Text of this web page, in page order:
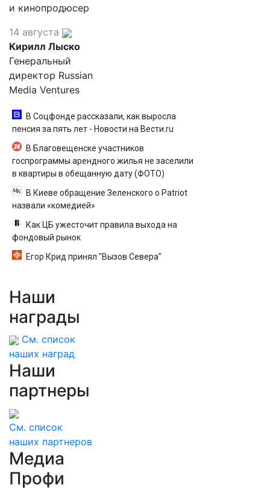
и кинопродюсер
14 августа
Кирилл Лыско
Генеральный
директор Russian
Media Ventures
В Соцфонде рассказали, как выросла
пенсия за пять лет - Новости на Вести.ru
В Благовещенске участников
госпрограммы арендного жилья не заселили
в квартиры в обещанную дату (ФОТО)
В Киеве обращение Зеленского о Patriot
назвали «комедией»
Как ЦБ ужесточит правила выхода на
фондовый рынок
Егор Крид принял "Вызов Севера"
Наши
награды
См. список
наших наград
Наши
партнеры
См. список
наших партнеров
Медиа
Профи